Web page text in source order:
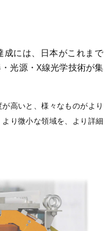
には、日本がこれまで
光源・X線光学技術が集
高いと、様々なものがより
り微小な領域を、より詳細